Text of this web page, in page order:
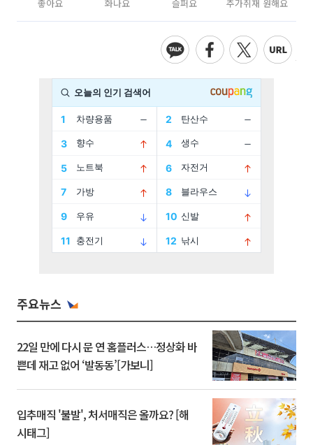
좋아요 화나요 슬퍼요 추가취재 원해요
주요뉴스
22일 만에 다시 문 연 홈플러스…정상화 바
쁜데 재고 없어 ‘발동동’[가보니]
입추매직 '불발', 처서매직은 올까요? [해
시태그]